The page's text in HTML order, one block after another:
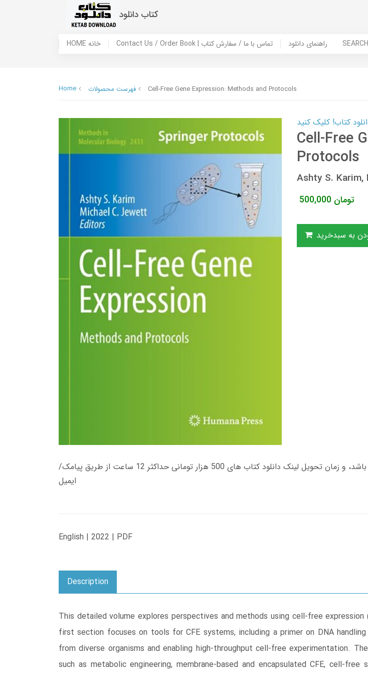
کتاب دانلود
HOME خانه Contact Us / Order Book | تماس با ما / سفارش کتاب راهنمای دانلود
Home فهرست محصولات Cell-Free Gene Expression: Methods and Protocols
Cell-Free
Protocols
Ashty S.
500,000 تومان
به سبدخرید
زمان تحویل کتاب های 600 هزار تومانی دانلود فوری از حساب کاربری می باشد، و زمان تحویل لینک دانلود کتاب های 500 هزار تومانی حداکثر 12 ساعت از طریق پیامک/
ایمیل
English | 2022 | PDF
Description
This detailed volume explores perspectives and methods using cell-free
first section focuses on tools for CFE systems, including a primer on DNA
from diverse organisms and enabling high-throughput cell-free experimentation.
such as metabolic engineering, membrane-based and encapsulated CFE, cell-